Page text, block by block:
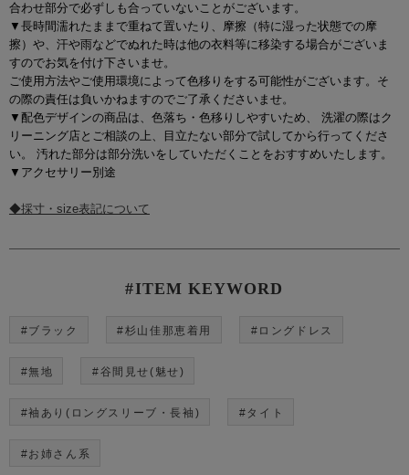
合わせ部分で必ずしも合っていないことがございます。
▼長時間濡れたままで重ねて置いたり、摩擦（特に湿った状態での摩
擦）や、汗や雨などでぬれた時は他の衣料等に移染する場合がございま
すのでお気を付け下さいませ。
ご使用方法やご使用環境によって色移りをする可能性がございます。そ
の際の責任は負いかねますのでご了承くださいませ。
▼配色デザインの商品は、色落ち・色移りしやすいため、 洗濯の際はク
リーニング店とご相談の上、目立たない部分で試してから行ってくださ
い。 汚れた部分は部分洗いをしていただくことをおすすめいたします。
▼アクセサリー別途
◆採寸・size表記について
#ITEM KEYWORD
#ブラック #杉山佳那恵着用 #ロングドレス
#無地 #谷間見せ(魅せ)
#袖あり(ロングスリーブ・長袖) #タイト
#お姉さん系